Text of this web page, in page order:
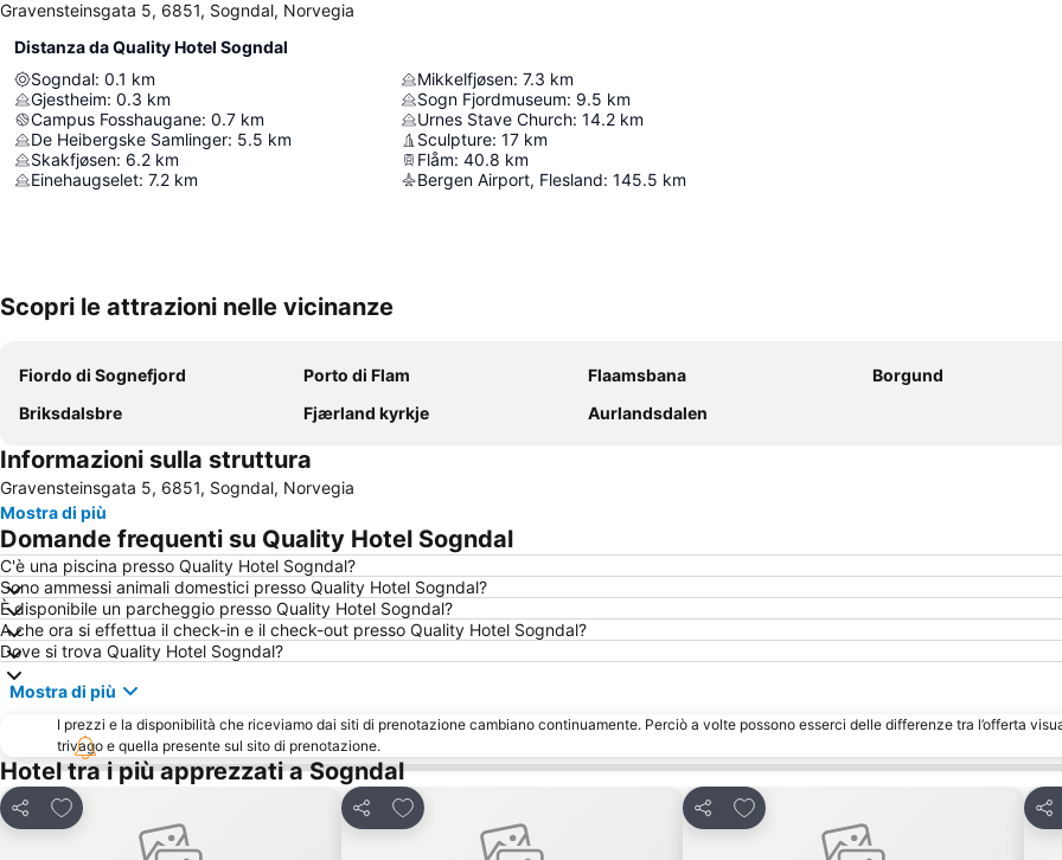
Gravensteinsgata 5, 6851, Sogndal, Norvegia
Distanza da Quality Hotel Sogndal
Sogndal: 0.1 km
Gjestheim: 0.3 km
Campus Fosshaugane: 0.7 km
De Heibergske Samlinger: 5.5 km
Skakfjøsen: 6.2 km
Einehaugselet: 7.2 km
Mikkelfjøsen: 7.3 km
Sogn Fjordmuseum: 9.5 km
Urnes Stave Church: 14.2 km
Sculpture: 17 km
Flåm: 40.8 km
Bergen Airport, Flesland: 145.5 km
Scopri le attrazioni nelle vicinanze
Fiordo di Sognefjord Porto di Flam Flaamsbana
Borgund
Briksdalsbre
Fjærland kyrkje Aurlandsdalen
Informazioni sulla struttura
Gravensteinsgata 5, 6851, Sogndal, Norvegia
Mostra di più
Domande frequenti su Quality Hotel Sogndal
C'è una piscina presso Quality Hotel Sogndal?
Sono ammessi animali domestici presso Quality Hotel Sogndal?
È disponibile un parcheggio presso Quality Hotel Sogndal?
A che ora si effettua il check-in e il check-out presso Quality Hotel Sogndal?
Dove si trova Quality Hotel Sogndal?
Mostra di più
I prezzi e la disponibilità che riceviamo dai siti di prenotazione cambiano continuamente. Perciò a volte possono esserci delle differenze tra l’offerta
trivago e quella presente sul sito di prenotazione.
Hotel tra i più apprezzati a Sogndal
Condividi
Aggiungi ai preferiti
Condividi
Aggiungi ai preferiti
Condividi
Aggiungi ai preferiti